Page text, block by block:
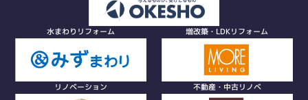
水まわりリフォーム 増改築・LDKリフォーム
リノベーション 不動産・中古リノベ